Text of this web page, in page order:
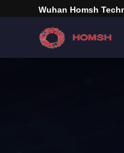
Wuhan Homsh